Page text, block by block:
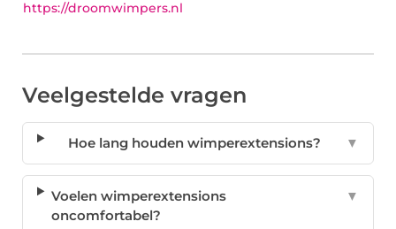
https://droomwimpers.nl
Veelgestelde vragen
Hoe lang houden wimperextensions? ▼
Voelen wimperextensions
oncomfortabel?
▼